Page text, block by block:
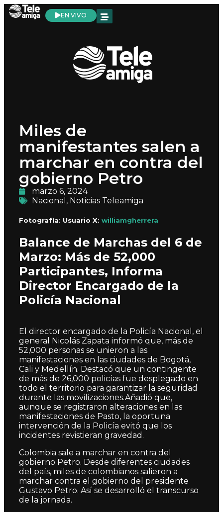
EN VIVO
Miles de
manifestantes salen a
marchar en contra del
gobierno Petro
marzo 6, 2024
Nacional , Noticias Teleamiga
Fotografía: Usuario X: williamgherrera
Balance de Marchas del 6 de
Marzo: Más de 52,000
Participantes, Informa
Director Encargado de la
Policía Nacional
El director encargado de la Policía Nacional, el
general Nicolás Zapata informó que, más de
52,000 personas se unieron a las
manifestaciones en las ciudades de Bogotá,
Cali y Medellín. Destacó que un contingente
de más de 26,000 policías fue desplegado en
todo el territorio para garantizar la seguridad
durante las movilizaciones.Añadió que,
aunque se registraron alteraciones en las
manifestaciones de Pasto, la oportuna
intervención de la Policía evitó que los
incidentes revistieran gravedad.
Colombia sale a marchar en contra del
gobierno Petro. Desde diferentes ciudades
del país, miles de colombianos salieron a
marchar contra el gobierno del presidente
Gustavo Petro. Así se desarrolló el transcurso
de la jornada.